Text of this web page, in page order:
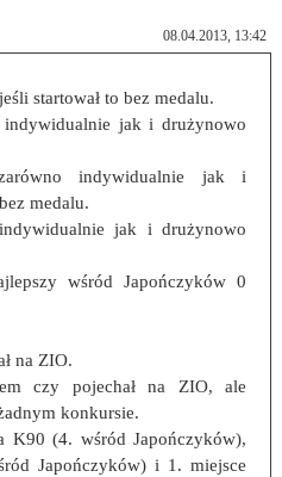
08.04.2013, 13:42
startował to bez medalu.
jak i drużynowo
indywidualnie jak i
medalu.
jak i drużynowo
wśród Japończyków 0
na ZIO.
czy pojechał na ZIO, ale
konkursie.
K90 (4. wśród Japończyków),
Japończyków) i 1. miejsce